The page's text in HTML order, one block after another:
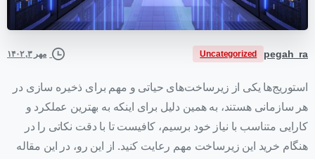
pegah_ra
Uncategorized مهر ۳, ۱۴۰۲
استوریج‌ها یکی از زیرساخت‌های حیاتی و مهم برای ذخیره سازی در
هر سازمانی هستند، به همین دلیل برای اینکه به بهترین عملکرد و
کارایی متناسب با نیاز خود برسیم، کافیست تا با دقت نکاتی را در
هنگام خرید این زیرساخت مهم رعایت کنید. از این رو، در این مقاله